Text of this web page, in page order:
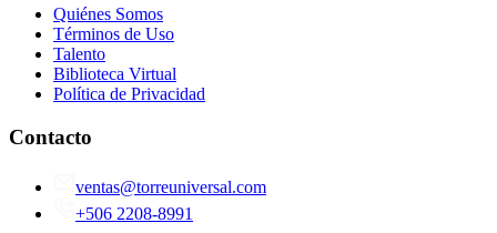
Quiénes Somos
Términos de Uso
Talento
Biblioteca Virtual
Política de Privacidad
Contacto
ventas@torreuniversal.com
+506 2208-8991